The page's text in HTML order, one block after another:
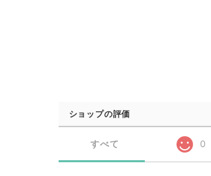
ショップの評価
すべて 0